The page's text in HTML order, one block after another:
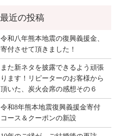
令和八年熊本地震の復興義援金、
寄付させて頂きました！
また新ネタを披露できるよう頑張
ります！リピーターのお客様から
頂いた、炭火会席の感想その６
令和8年熊本地震復興義援金寄付
コース＆クーポンの新設